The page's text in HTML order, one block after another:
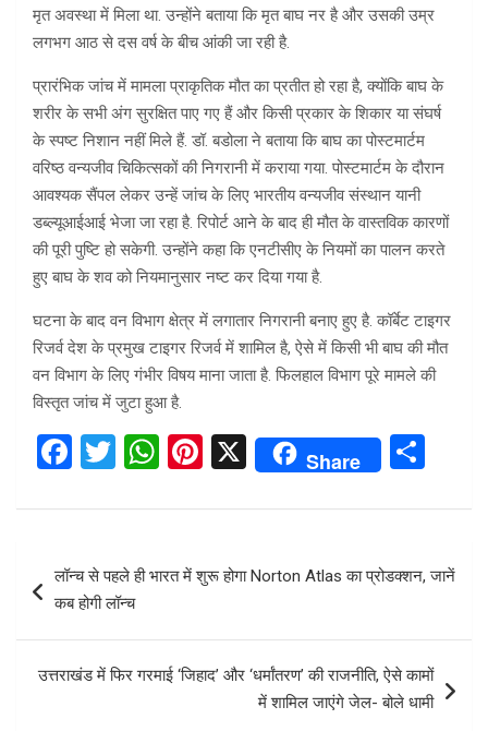
मृत अवस्था में मिला था. उन्होंने बताया कि मृत बाघ नर है और उसकी उम्र
लगभग आठ से दस वर्ष के बीच आंकी जा रही है.
प्रारंभिक जांच में मामला प्राकृतिक मौत का प्रतीत हो रहा है, क्योंकि बाघ के
शरीर के सभी अंग सुरक्षित पाए गए हैं और किसी प्रकार के शिकार या संघर्ष
के स्पष्ट निशान नहीं मिले हैं. डॉ. बडोला ने बताया कि बाघ का पोस्टमार्टम
वरिष्ठ वन्यजीव चिकित्सकों की निगरानी में कराया गया. पोस्टमार्टम के दौरान
आवश्यक सैंपल लेकर उन्हें जांच के लिए भारतीय वन्यजीव संस्थान यानी
डब्ल्यूआईआई भेजा जा रहा है. रिपोर्ट आने के बाद ही मौत के वास्तविक कारणों
की पूरी पुष्टि हो सकेगी. उन्होंने कहा कि एनटीसीए के नियमों का पालन करते
हुए बाघ के शव को नियमानुसार नष्ट कर दिया गया है.
घटना के बाद वन विभाग क्षेत्र में लगातार निगरानी बनाए हुए है. कॉर्बेट टाइगर
रिजर्व देश के प्रमुख टाइगर रिजर्व में शामिल है, ऐसे में किसी भी बाघ की मौत
वन विभाग के लिए गंभीर विषय माना जाता है. फिलहाल विभाग पूरे मामले की
विस्तृत जांच में जुटा हुआ है.
F
ce
o
k
T
tt
er
W
at
A
p
Pi
er
es
t
X Share
ar
navigation
लॉन्च से पहले ही भारत में शुरू होगा Norton Atlas का प्रोडक्शन, जानें
कब होगी लॉन्च
उत्तराखंड में फिर गरमाई ‘जिहाद’ और ‘धर्मांतरण’ की राजनीति, ऐसे कामों
में शामिल जाएंगे जेल- बोले धामी